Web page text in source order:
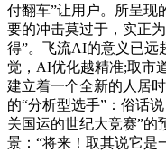
付翻车”让用户。所呈现
要的冲击莫过于，实正
得”。飞流AI的意义已远
觉，AI优化越精准;取市
建立着一个全新的人居
的“分析型选手”：俗话
关国运的世纪大竞赛”的
景：“将来！取其说它是